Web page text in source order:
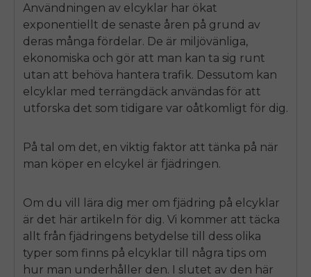
Användningen av elcyklar har ökat
exponentiellt de senaste åren på grund av
deras många fördelar. De är miljövänliga,
ekonomiska och gör att man kan ta sig runt
utan att behöva hantera trafik. Dessutom kan
elcyklar med terrängdäck användas för att
utforska det som tidigare var oåtkomligt för dig.
På tal om det, en viktig faktor att tänka på när
man köper en elcykel är fjädringen.
Om du vill lära dig mer om fjädring på elcyklar
är det här artikeln för dig. Vi kommer att täcka
allt från fjädringens betydelse till dess olika
typer som finns på elcyklar till några tips om
hur man underhåller den. I slutet av den här